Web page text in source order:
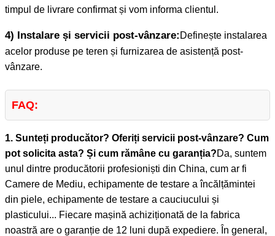
timpul de livrare confirmat și vom informa clientul.
4) Instalare și servicii post-vânzare: Definește instalarea
acelor produse pe teren și furnizarea de asistență post-
vânzare.
FAQ:
1. Sunteți producător? Oferiți servicii post-vânzare? Cum
pot solicita asta? Și cum rămâne cu garanția?Da, suntem
unul dintre producătorii profesioniști din China, cum ar fi
Camere de Mediu, echipamente de testare a încălțămintei
din piele, echipamente de testare a cauciucului și
plasticului... Fiecare mașină achiziționată de la fabrica
noastră are o garanție de 12 luni după expediere. În general,